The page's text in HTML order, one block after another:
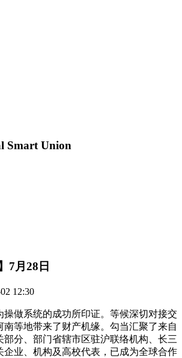
Smart Union
7月28日
12:30
做系统的成功所印证。等候深切对接交
南等地带来了财产机缘。勾当汇聚了来自
部分、部门省辖市区驻沪联络机构、长三
企业、机构及高校代表，已成为全球合作